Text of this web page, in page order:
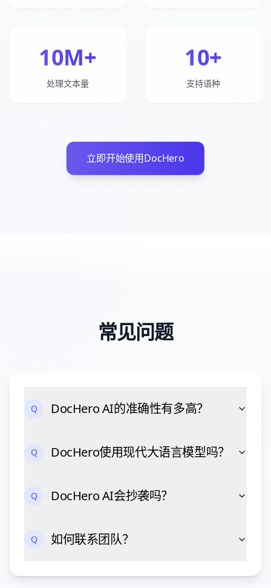
10M+
处理文本量
10+
支持语种
立即开始使用DocHero
常见问题
Q DocHero AI的准确性有多高？
Q DocHero使用现代大语言模型吗？
Q DocHero AI会抄袭吗？
Q 如何联系团队？